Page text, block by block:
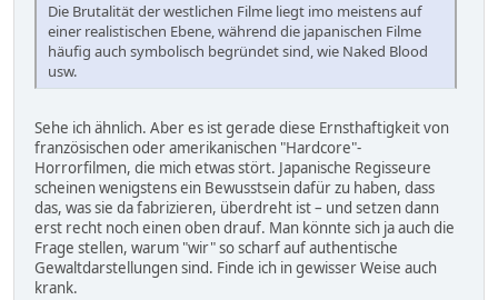
Die Brutalität der westlichen Filme liegt imo meistens auf
einer realistischen Ebene, während die japanischen Filme
häufig auch symbolisch begründet sind, wie Naked Blood
usw.
Sehe ich ähnlich. Aber es ist gerade diese Ernsthaftigkeit von
französischen oder amerikanischen "Hardcore"-
Horrorfilmen, die mich etwas stört. Japanische Regisseure
scheinen wenigstens ein Bewusstsein dafür zu haben, dass
das, was sie da fabrizieren, überdreht ist – und setzen dann
erst recht noch einen oben drauf. Man könnte sich ja auch die
Frage stellen, warum "wir" so scharf auf authentische
Gewaltdarstellungen sind. Finde ich in gewisser Weise auch
krank.